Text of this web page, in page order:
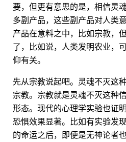
要，但更有意思的是，相信灵
多副产品，这些副产品对人类
产品在意料之中，比如宗教，
了，比如说，人类发明农业，
仰有关。
先从宗教说起吧。灵魂不灭这
宗教。宗教就是灵魂不灭这种
形态。现代的心理学实验也证
恐惧效果显著。比如有实验发
的命运之后，即便是无神论者